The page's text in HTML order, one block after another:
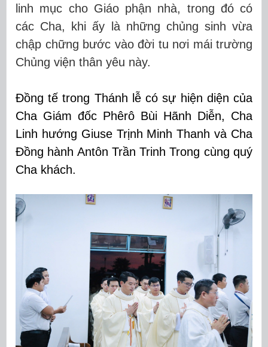
linh mục cho Giáo phận nhà, trong đó có
các Cha, khi ấy là những chủng sinh vừa
chập chững bước vào đời tu nơi mái trường
Chủng viện thân yêu này.
Đồng tế trong Thánh lễ có sự hiện diện của
Cha Giám đốc Phêrô Bùi Hãnh Diễn, Cha
Linh hướng Giuse Trịnh Minh Thanh và Cha
Đồng hành Antôn Trần Trinh Trong cùng quý
Cha khách.